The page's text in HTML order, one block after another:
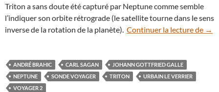
Triton a sans doute été capturé par Neptune comme semble
l’indiquer son orbite rétrograde (le satellite tourne dans le sens
inverse de la rotation de la planète). Continuer la lecture de →
ANDRÉ BRAHIC CARL SAGAN
JOHANN GOTTFRIED GALLE
NEPTUNE
SONDE VOYAGER TRITON
URBAIN LE VERRIER
VOYAGER 2